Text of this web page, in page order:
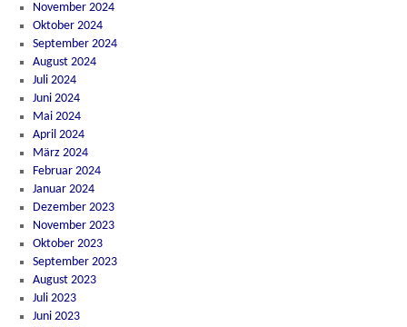
November 2024
Oktober 2024
September 2024
August 2024
Juli 2024
Juni 2024
Mai 2024
April 2024
März 2024
Februar 2024
Januar 2024
Dezember 2023
November 2023
Oktober 2023
September 2023
August 2023
Juli 2023
Juni 2023